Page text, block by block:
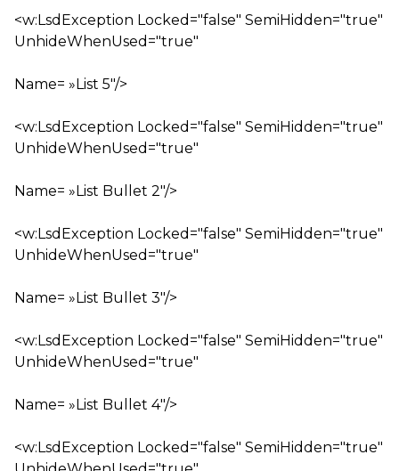
<w:LsdException Locked="false" SemiHidden="true"
UnhideWhenUsed="true"
Name= »List 5″/>
<w:LsdException Locked="false" SemiHidden="true"
UnhideWhenUsed="true"
Name= »List Bullet 2″/>
<w:LsdException Locked="false" SemiHidden="true"
UnhideWhenUsed="true"
Name= »List Bullet 3″/>
<w:LsdException Locked="false" SemiHidden="true"
UnhideWhenUsed="true"
Name= »List Bullet 4″/>
<w:LsdException Locked="false" SemiHidden="true"